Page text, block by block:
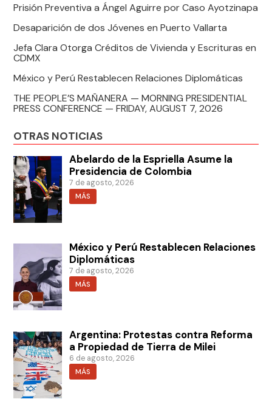
Prisión Preventiva a Ángel Aguirre por Caso Ayotzinapa
Desaparición de dos Jóvenes en Puerto Vallarta
Jefa Clara Otorga Créditos de Vivienda y Escrituras en
CDMX
México y Perú Restablecen Relaciones Diplomáticas
THE PEOPLE’S MAÑANERA — MORNING PRESIDENTIAL
PRESS CONFERENCE — FRIDAY, AUGUST 7, 2026
OTRAS NOTICIAS
Abelardo de la Espriella Asume la
Presidencia de Colombia
7 de agosto, 2026
MÁS
México y Perú Restablecen Relaciones
Diplomáticas
7 de agosto, 2026
MÁS
Argentina: Protestas contra Reforma
a Propiedad de Tierra de Milei
6 de agosto, 2026
MÁS